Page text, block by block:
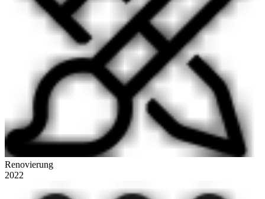
Renovierung
2022